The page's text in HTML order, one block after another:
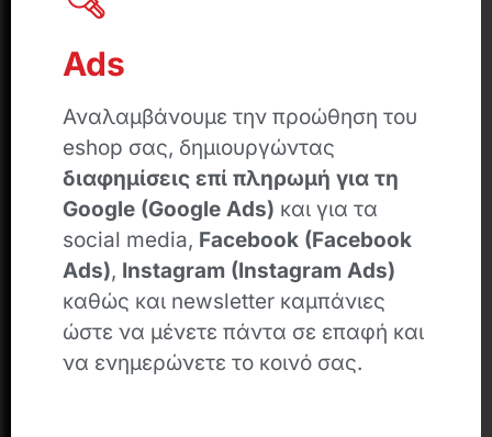
Ads
Αναλαμβάνουμε την προώθηση του
eshop σας, δημιουργώντας
διαφημίσεις επί πληρωμή για τη
Google (Google Ads) και για τα
social media, Facebook (Facebook
Ads), Instagram (Instagram Ads)
καθώς και newsletter καμπάνιες
ώστε να μένετε πάντα σε επαφή και
να ενημερώνετε το κοινό σας.